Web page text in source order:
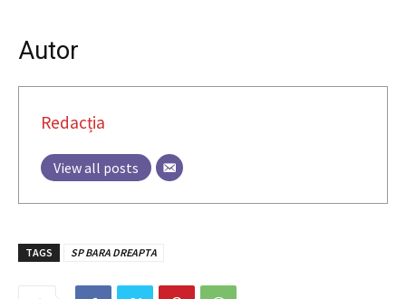
Autor
Redacția
View all posts
TAGS SP BARA DREAPTA